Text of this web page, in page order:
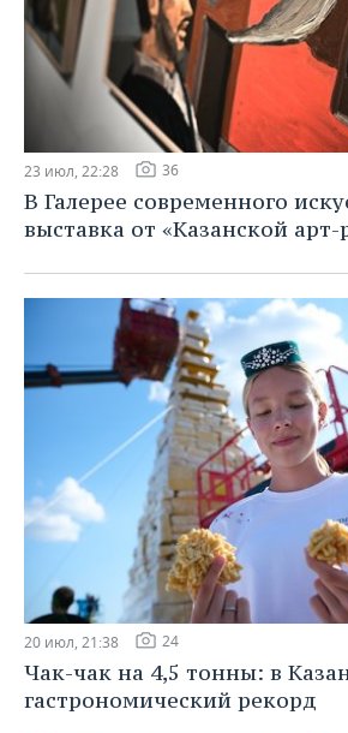
23 июл, 22:28 36
В Галерее современного
выставка от «Казанской
20 июл, 21:38 24
Чак-чак на 4,5 тонны: в
гастрономический рекорд